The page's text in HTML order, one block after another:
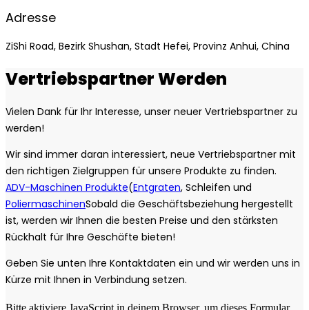
Adresse
ZiShi Road, Bezirk Shushan, Stadt Hefei, Provinz Anhui, China
Vertriebspartner Werden
Vielen Dank für Ihr Interesse, unser neuer Vertriebspartner zu
werden!
Wir sind immer daran interessiert, neue Vertriebspartner mit
den richtigen Zielgruppen für unsere Produkte zu finden.
ADV-Maschinen Produkte(Entgraten, Schleifen und
PoliermaschinenSobald die Geschäftsbeziehung hergestellt
ist, werden wir Ihnen die besten Preise und den stärksten
Rückhalt für Ihre Geschäfte bieten!
Geben Sie unten Ihre Kontaktdaten ein und wir werden uns in
Kürze mit Ihnen in Verbindung setzen.
Bitte aktiviere JavaScript in deinem Browser, um dieses Formular